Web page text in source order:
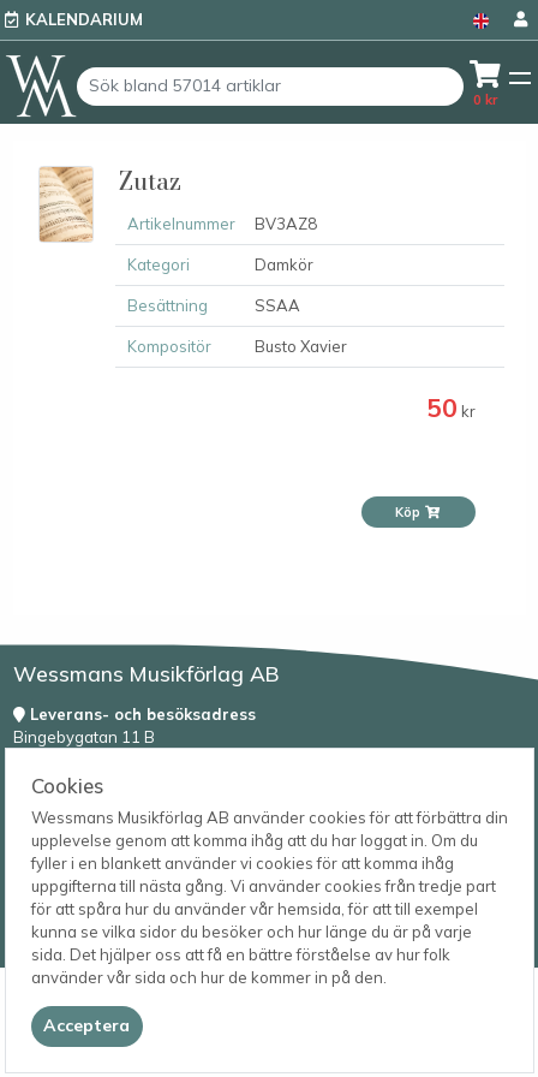
KALENDARIUM
0 kr
Cookies
Wessmans Musikförlag AB använder cookies för att förbättra din
upplevelse genom att komma ihåg att du har loggat in. Om du
fyller i en blankett använder vi cookies för att komma ihåg
uppgifterna till nästa gång. Vi använder cookies från tredje part
för att spåra hur du använder vår hemsida, för att till exempel
kunna se vilka sidor du besöker och hur länge du är på varje
sida. Det hjälper oss att få en bättre förståelse av hur folk
använder vår sida och hur de kommer in på den.
Acceptera
Zutaz
Artikelnummer BV3AZ8
Kategori Damkör
Besättning SSAA
Kompositör Busto Xavier
50 kr
Köp
Wessmans Musikförlag AB
Leverans- och besöksadress
Bingebygatan 11 B
Postadress
Box 1253
621 23 VISBY
E-post
order@wessmans.com
© 2026
Wessmans Musikförlag AB
2026.4.1.22754